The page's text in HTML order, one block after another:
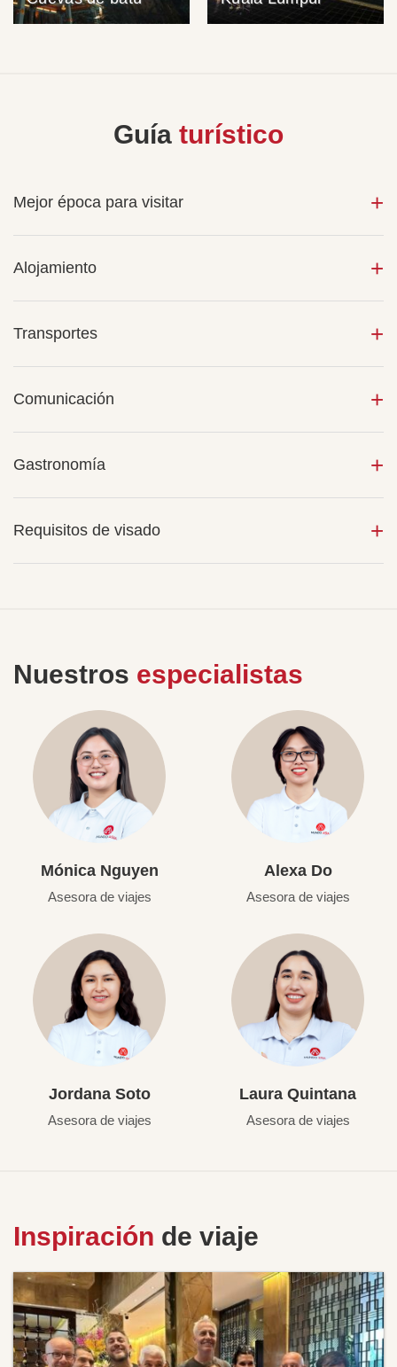
Guía turístico
Mejor época para visitar
Alojamiento
Transportes
Comunicación
Gastronomía
Requisitos de visado
Nuestros especialistas
Mónica Nguyen
Asesora de viajes
Alexa Do
Asesora de viajes
Jordana Soto
Asesora de viajes
Laura Quintana
Asesora de viajes
Inspiración de viaje